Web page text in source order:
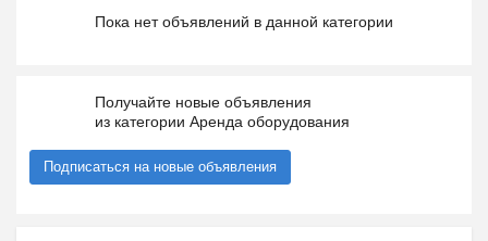
Пока нет объявлений в данной категории
Получайте новые объявления
из категории Аренда оборудования
Подписаться на новые объявления